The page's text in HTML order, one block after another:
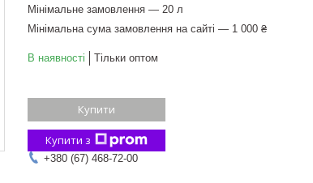
Мінімальне замовлення — 20 л
Мінімальна сума замовлення на сайті — 1 000 ₴
В наявності Тільки оптом
Купити
Купити з
+380 (67) 468-72-00